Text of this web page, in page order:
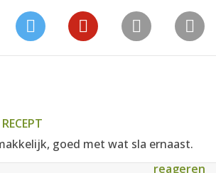
goed met wat sla ernaast.
reageren